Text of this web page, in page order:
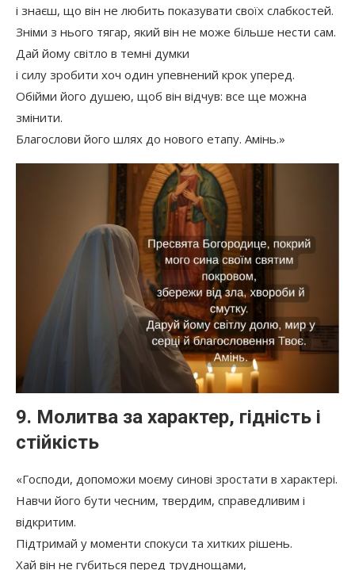
і знаєш, що він не любить показувати своїх слабкостей.
Зніми з нього тягар, який він не може більше нести сам.
Дай йому світло в темні думки
і силу зробити хоч один упевнений крок уперед.
Обійми його душею, щоб він відчув: все ще можна
змінити.
Благослови його шлях до нового етапу. Амінь.»
9. Молитва за характер, гідність і
стійкість
«Господи, допоможи моєму синові зростати в характері.
Навчи його бути чесним, твердим, справедливим і
відкритим.
Підтримай у моменти спокуси та хитких рішень.
Хай він не губиться перед труднощами,